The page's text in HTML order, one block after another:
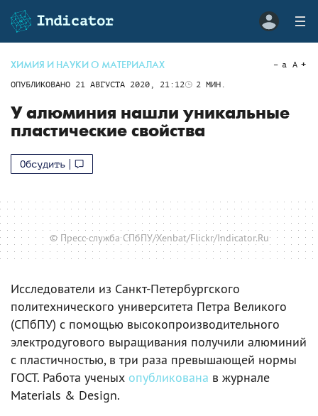
ХИМИЯ И НАУКИ О МАТЕРИАЛАХ
ОПУБЛИКОВАНО 21 АВГУСТА 2020, 21:12 2 МИН.
a A
У алюминия нашли уникальные
пластические свойства
Обсудить
© Пресс-служба СПбПУ/Xenbat/Flickr/Indicator.Ru
Исследователи из Санкт-Петербургского
политехнического университета Петра Великого
(СПбПУ) с помощью высокопроизводительного
электродугового выращивания получили алюминий
с пластичностью, в три раза превышающей нормы
ГОСТ. Работа ученых опубликована в журнале
Materials & Design.